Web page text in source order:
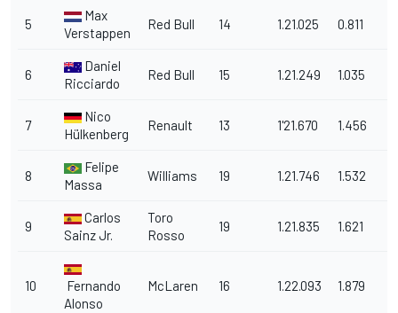
5
Max
Verstappen
Red Bull 14 1.21.025 0.811
6
Daniel
Ricciardo
Red Bull 15 1.21.249 1.035
7
Nico
Hülkenberg
Renault 13 1'21.670 1.456
8
Felipe
Massa
Williams 19 1.21.746 1.532
9
Carlos
Sainz Jr.
Toro
Rosso
19 1.21.835 1.621
10
Fernando
Alonso
McLaren 16 1.22.093 1.879